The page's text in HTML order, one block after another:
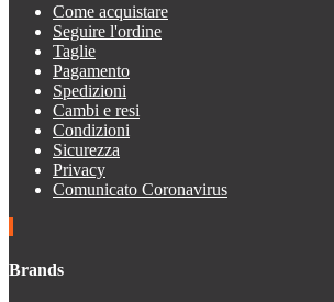
Come acquistare
Seguire l'ordine
Taglie
Pagamento
Spedizioni
Cambi e resi
Condizioni
Sicurezza
Privacy
Comunicato Coronavirus
Brands